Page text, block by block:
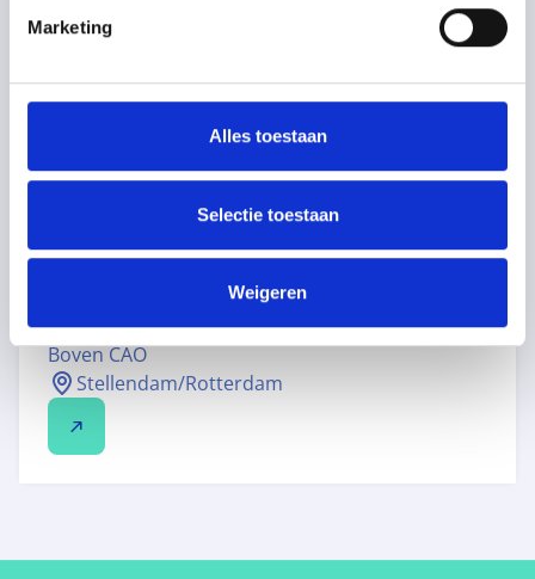
Marketing
Alles toestaan
Selectie toestaan
Weigeren
Stellendam/Rotterdam
ZELFSTANDIG CLEANER
Full time
Boven CAO
Stellendam/Rotterdam